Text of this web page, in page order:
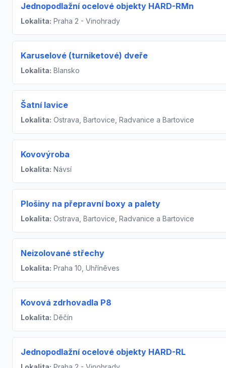
Jednopodlažní ocelové objekty HARD-RMn
Lokalita: Praha 2 - Vinohrady
Karuselové (turniketové) dveře
Lokalita: Blansko
Šatní lavice
Lokalita: Ostrava, Bartovice, Radvanice a Bartovice
Kovovýroba
Lokalita: Návsí
Plošiny na přepravní boxy a palety
Lokalita: Ostrava, Bartovice, Radvanice a Bartovice
Neizolované střechy
Lokalita: Praha 10, Uhříněves
Kovová zdrhovadla P8
Lokalita: Děčín
Jednopodlažní ocelové objekty HARD-RL